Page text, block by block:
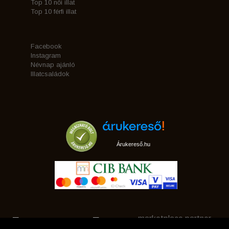
Top 10 női illat
Top 10 férfi illat
Facebook
Instagram
Névnap ajánló
Illatcsaládok
Árukereső.hu
marketplace partner